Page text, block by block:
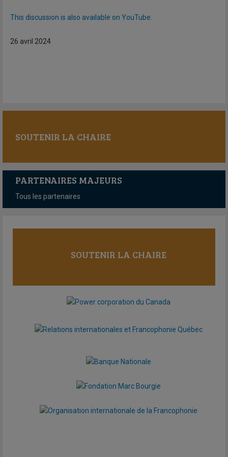
This discussion is also available on YouTube.
26 avril 2024
SOUTENIR LA CHAIRE
PARTENAIRES MAJEURS
Tous les partenaires
SOUTENIR LA CHAIRE